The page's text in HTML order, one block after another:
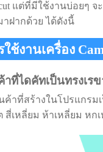
แต่ที่มีใช้งานบ่อยๆ
ฝากด้วย ได้ดังนี้
ช้งานเครื่อง
าที่ไดคัทเป็นทรงเร
สร้างในโปรแกรมเป็
สี่เหลี่ยม ห้าเหลี่ยม หก